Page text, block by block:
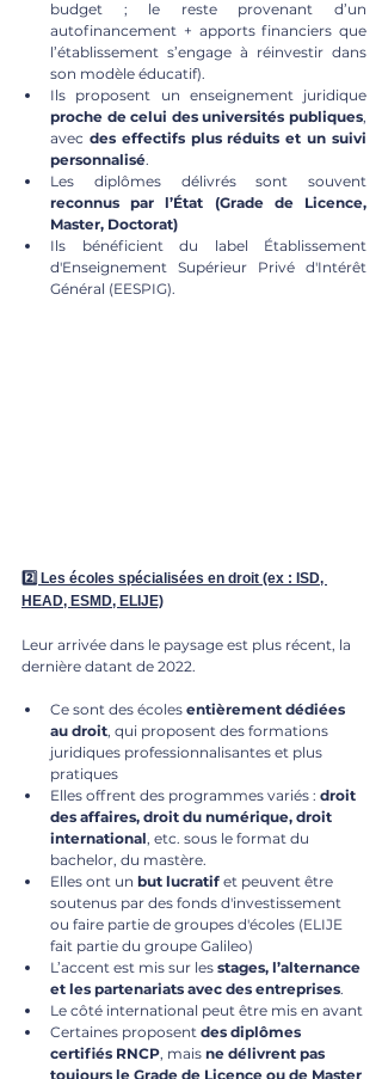
budget ; le reste provenant d’un
autofinancement + apports financiers que
l’établissement s’engage à réinvestir dans
son modèle éducatif).
proche de celui des universités publiques,
avec des effectifs plus réduits et un suivi
personnalisé.
reconnus par l’État (Grade de Licence,
Master, Doctorat)
Ils bénéficient du label Établissement
d'Enseignement Supérieur Privé d'Intérêt
Général (EESPIG).
2️⃣ Les écoles spécialisées en droit (ex : ISD,
HEAD, ESMD, ELIJE)
Leur arrivée dans le paysage est plus récent, la
dernière datant de 2022.
Ce sont des écoles entièrement dédiées
au droit, qui proposent des formations
juridiques professionnalisantes et plus
pratiques
Elles offrent des programmes variés : droit
des affaires, droit du numérique, droit
international, etc. sous le format du
bachelor, du mastère.
Elles ont un but lucratif et peuvent être
soutenus par des fonds d'investissement
ou faire partie de groupes d'écoles (ELIJE
fait partie du groupe Galileo)
L’accent est mis sur les stages, l’alternance
et les partenariats avec des entreprises.
Le côté international peut être mis en avant
Certaines proposent des diplômes
certifiés RNCP, mais ne délivrent pas
toujours le Grade de Licence ou de Master